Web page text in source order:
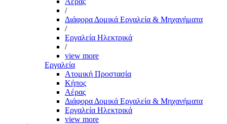
/
Διάφορα Δομικά Εργαλεία & Μηχανήματα
/
Εργαλεία Ηλεκτρικά
/
view more
Εργαλεία
Aτομική Προστασία
Kήπος
Αέρας
Διάφορα Δομικά Εργαλεία & Μηχανήματα
Εργαλεία Ηλεκτρικά
view more